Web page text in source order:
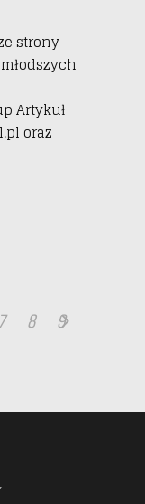
strony
Artykuł
oraz
7 8
9